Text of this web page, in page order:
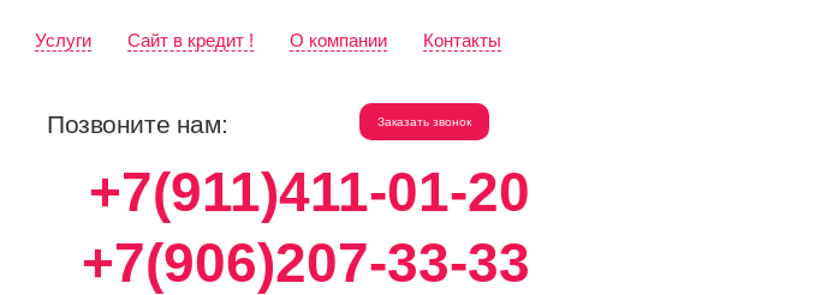
Услуги Сайт в кредит ! О компании Контакты
Позвоните нам: Заказать звонок
+7(911)411-01-20
+7(906)207-33-33